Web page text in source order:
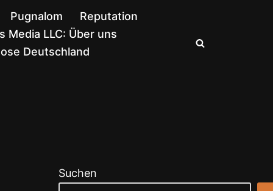
Pugnalom
Reputation
Media LLC: Über uns
Deutschland
Suchen